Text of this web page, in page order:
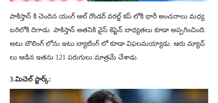
పాకిస్తాన్ కి చెందిన యంగ్ ఆల్ రౌండర్ వరల్డ్ కప్ లోకి భారీ అంచనాలు మధ్య
బరిలోకి దిగాడు. పాకిస్తాన్ అతనికి వైస్ కెప్టెన్ బాధ్యతలు కూడా అప్పగించింది.
అటు బౌలింగ్ లోను ఇటు బ్యాటింగ్ లో కూడా విఫలమయ్యాడు. ఆరు మ్యాచ్
లు ఆడిన ఇతను 121 పరుగులు మాత్రమే చేశాడు.
3.మిచెల్ స్టార్క్: